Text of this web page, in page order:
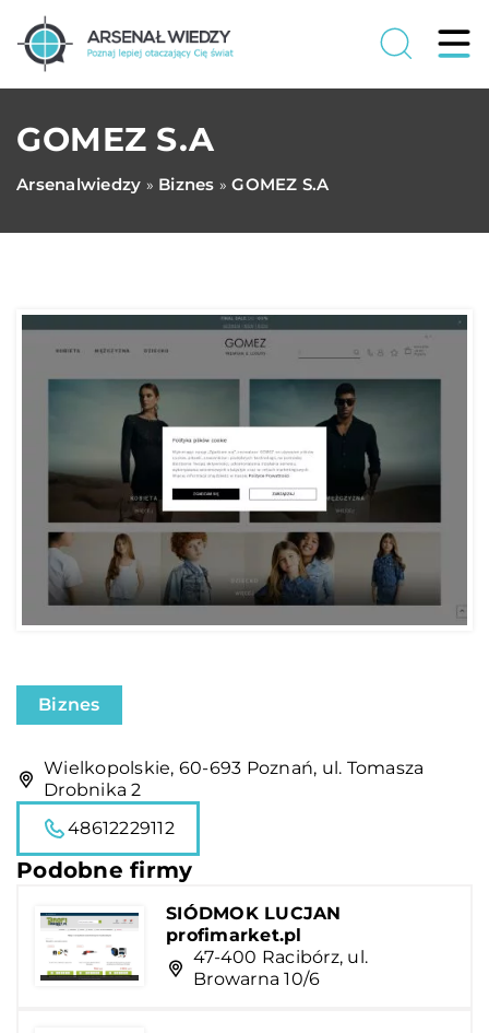
GOMEZ S.A
Arsenalwiedzy » Biznes »GOMEZ S.A
Biznes
Wielkopolskie, 60-693 Poznań, ul. Tomasza
Drobnika 2
48612229112
Podobne firmy
SIÓDMOK LUCJAN
profimarket.pl
47-400 Racibórz, ul.
Browarna 10/6